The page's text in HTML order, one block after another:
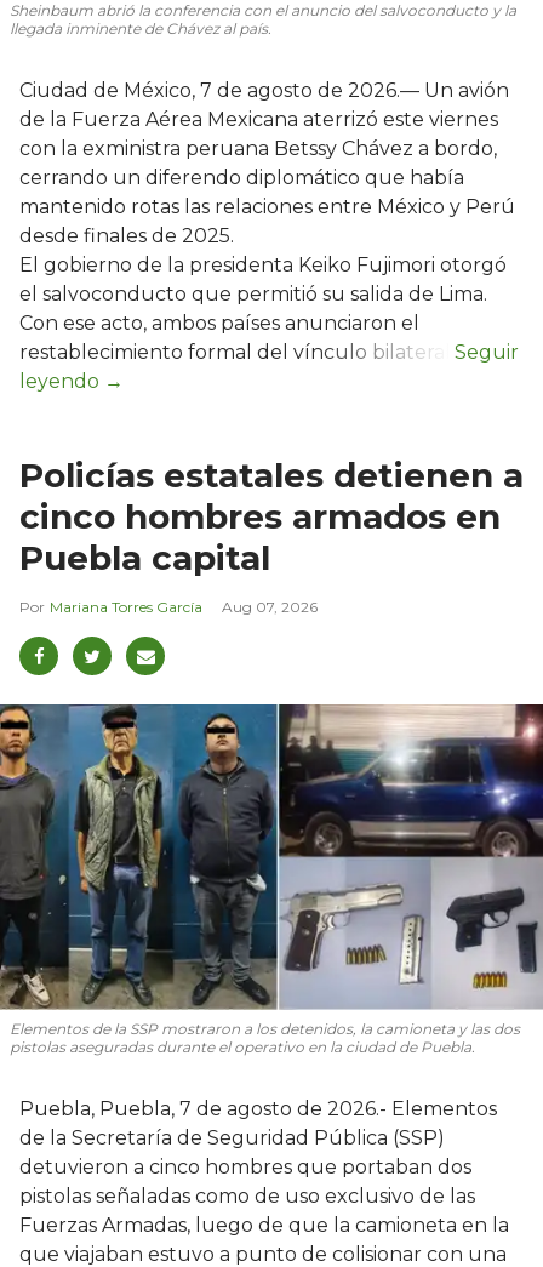
Sheinbaum abrió la conferencia con el anuncio del salvoconducto y la
llegada inminente de Chávez al país.
Ciudad de México, 7 de agosto de 2026.— Un avión
de la Fuerza Aérea Mexicana aterrizó este viernes
con la exministra peruana Betssy Chávez a bordo,
cerrando un diferendo diplomático que había
mantenido rotas las relaciones entre México y Perú
desde finales de 2025.
El gobierno de la presidenta Keiko Fujimori otorgó
el salvoconducto que permitió su salida de Lima.
Con ese acto, ambos países anunciaron el
restablecimiento formal del vínculo bilateral.
Policías estatales detienen a
cinco hombres armados en
Puebla capital
Mariana Torres García Aug 07, 2026
Elementos de la SSP mostraron a los detenidos, la camioneta y las dos
pistolas aseguradas durante el operativo en la ciudad de Puebla.
Puebla, Puebla, 7 de agosto de 2026.- Elementos
de la Secretaría de Seguridad Pública (SSP)
detuvieron a cinco hombres que portaban dos
pistolas señaladas como de uso exclusivo de las
Fuerzas Armadas, luego de que la camioneta en la
que viajaban estuvo a punto de colisionar con una